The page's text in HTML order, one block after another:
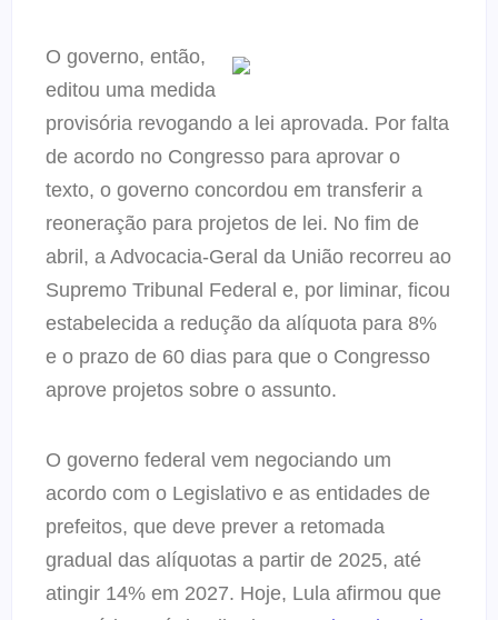
O governo, então,
editou uma medida
provisória revogando a lei aprovada. Por falta
de acordo no Congresso para aprovar o
texto, o governo concordou em transferir a
reoneração para projetos de lei. No fim de
abril, a Advocacia-Geral da União recorreu ao
Supremo Tribunal Federal e, por liminar, ficou
estabelecida a redução da alíquota para 8%
e o prazo de 60 dias para que o Congresso
aprove projetos sobre o assunto.
O governo federal vem negociando um
acordo com o Legislativo e as entidades de
prefeitos, que deve prever a retomada
gradual das alíquotas a partir de 2025, até
atingir 14% em 2027. Hoje, Lula afirmou que